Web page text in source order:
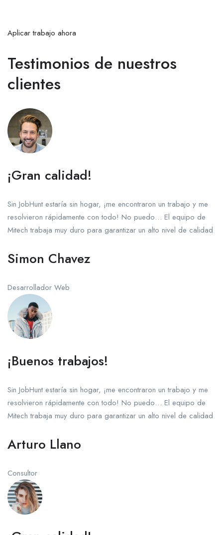
Aplicar trabajo ahora
Testimonios de nuestros
clientes
¡Gran calidad!
Sin JobHunt estaría sin hogar, ¡me encontraron un trabajo y me
resolvieron rápidamente con todo! No puedo… El equipo de
Mitech trabaja muy duro para garantizar un alto nivel de calidad
Simon Chavez
Desarrollador Web
¡Buenos trabajos!
Sin JobHunt estaría sin hogar, ¡me encontraron un trabajo y me
resolvieron rápidamente con todo! No puedo… El equipo de
Mitech trabaja muy duro para garantizar un alto nivel de calidad
Arturo Llano
Consultor